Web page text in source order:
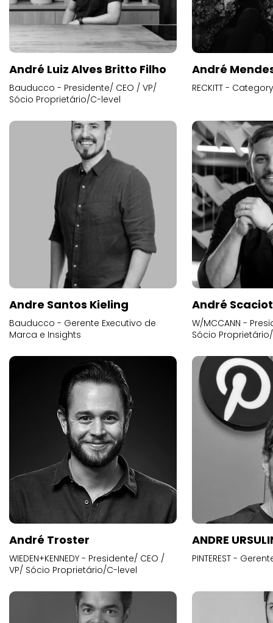
André Luiz Alves Britto Filho
Bauducco - Presidente/ CEO / VP/
Sócio Proprietário/C-level
André
RECKITT -
Andre Santos Kieling
Bauducco - Gerente Executivo de
Marca e Insights
André
W/MCCANN -
Sócio
André Troster
WIEDEN+KENNEDY - Presidente/ CEO /
VP/ Sócio Proprietário/C-level
ANDRE
PINTEREST -